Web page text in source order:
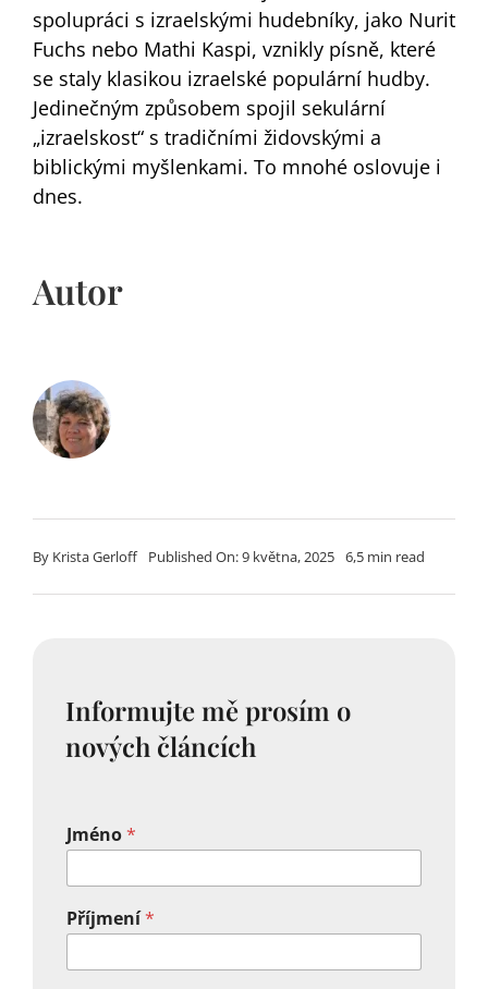
spolupráci s izraelskými hudebníky, jako Nurit
Fuchs nebo Mathi Kaspi, vznikly písně, které
se staly klasikou izraelské populární hudby.
Jedinečným způsobem spojil sekulární
„izraelskost“ s tradičními židovskými a
biblickými myšlenkami. To mnohé oslovuje i
dnes.
Autor
By Krista Gerloff Published On: 9 května, 2025 6,5 min read
Informujte mě prosím o
nových článcích
Jméno*
Příjmení*